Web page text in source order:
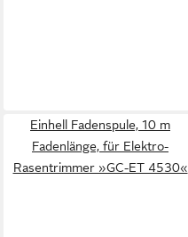
Einhell Fadenspule, 10 m
Fadenlänge, für Elektro-
Rasentrimmer »GC-ET 4530«